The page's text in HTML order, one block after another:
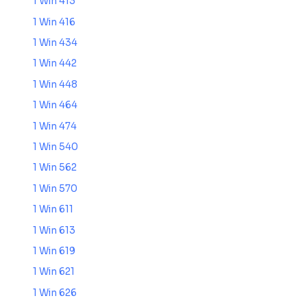
1 Win 416
1 Win 434
1 Win 442
1 Win 448
1 Win 464
1 Win 474
1 Win 540
1 Win 562
1 Win 570
1 Win 611
1 Win 613
1 Win 619
1 Win 621
1 Win 626